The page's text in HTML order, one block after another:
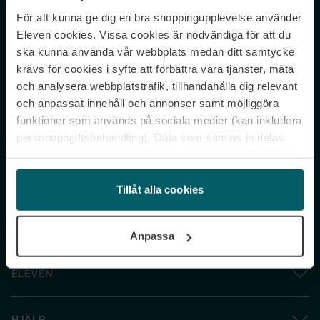
För att kunna ge dig en bra shoppingupplevelse använder
Eleven cookies. Vissa cookies är nödvändiga för att du
ska kunna använda vår webbplats medan ditt samtycke
krävs för cookies i syfte att förbättra våra tjänster, mäta
och analysera webbplatstrafik, tillhandahålla dig relevant
och anpassat innehåll och annonser samt möjliggöra
funktioner som används på sociala medier (kan inkludera
personuppgiftsbehandling). Data som samlas in delas
och gå vidare” accepterar du samtliga cookies medan du
under ”Inställningar” kan anpassa användningen av
cookies. Du kan återkalla ditt samtycke när som helst.
Tillåt alla cookies
Anpassa
Never miss a beat.
Sign up to our newsletter.
Genom att prenumerera accepterar du vår Integritetspolicy. Avprenumerera
ELEVEN